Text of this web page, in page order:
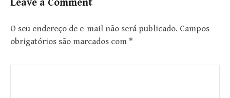
O seu endereço de e-mail não será publicado. Campos
obrigatórios são marcados com *